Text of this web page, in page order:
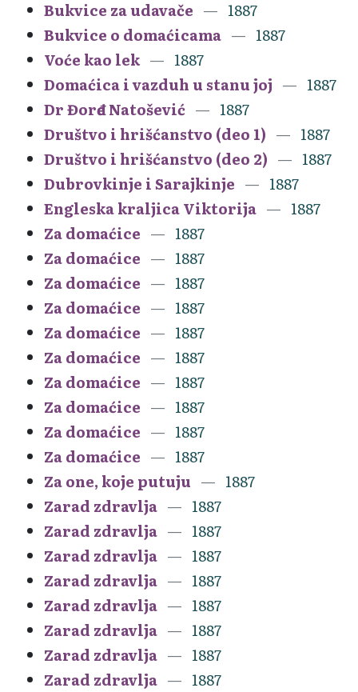
Bukvice za udavače
1887
Bukvice o domaćicama
1887
Voće kao lek
1887
Domaćica i vazduh u stanu joj
1887
Dr Đorđe Natošević
1887
Društvo i hrišćanstvo (deo 1)
1887
Društvo i hrišćanstvo (deo 2)
1887
Dubrovkinje i Sarajkinje
1887
Engleska kraljica Viktorija
1887
Za domaćice
1887
Za domaćice
1887
Za domaćice
1887
Za domaćice
1887
Za domaćice
1887
Za domaćice
1887
Za domaćice
1887
Za domaćice
1887
Za domaćice
1887
Za domaćice
1887
Za one, koje putuju
1887
Zarad zdravlja
1887
Zarad zdravlja
1887
Zarad zdravlja
1887
Zarad zdravlja
1887
Zarad zdravlja
1887
Zarad zdravlja
1887
Zarad zdravlja
1887
Zarad zdravlja
1887